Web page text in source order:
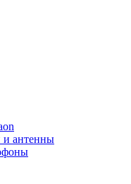
и антенны